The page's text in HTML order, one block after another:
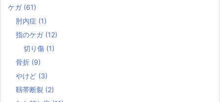
ケガ (61)
肘内症 (1)
指のケガ (12)
切り傷 (1)
骨折 (9)
やけど (3)
靱帯断裂 (2)